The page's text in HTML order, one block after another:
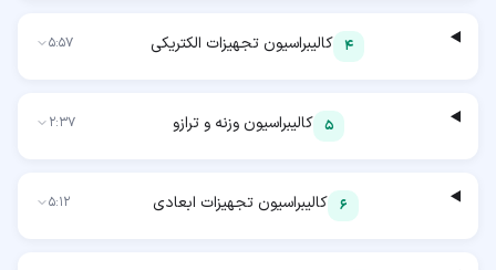
4 کالیبراسیون تجهیزات الکتریکی 5:57
5 کالیبراسیون وزنه و ترازو 2:37
6 کالیبراسیون تجهیزات ابعادی 5:12